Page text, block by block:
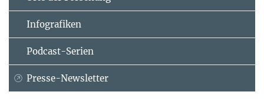
Infografiken
Podcast-Serien
Presse-Newsletter